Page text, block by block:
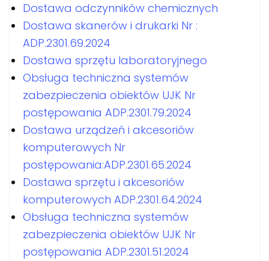
Dostawa odczynników chemicznych
Dostawa skanerów i drukarki Nr :
ADP.2301.69.2024
Dostawa sprzętu laboratoryjnego
Obsługa techniczna systemów
zabezpieczenia obiektów UJK Nr
postępowania ADP.2301.79.2024
Dostawa urządzeń i akcesoriów
komputerowych Nr
postępowania:ADP.2301.65.2024
Dostawa sprzętu i akcesoriów
komputerowych ADP.2301.64.2024
Obsługa techniczna systemów
zabezpieczenia obiektów UJK Nr
postępowania ADP.2301.51.2024